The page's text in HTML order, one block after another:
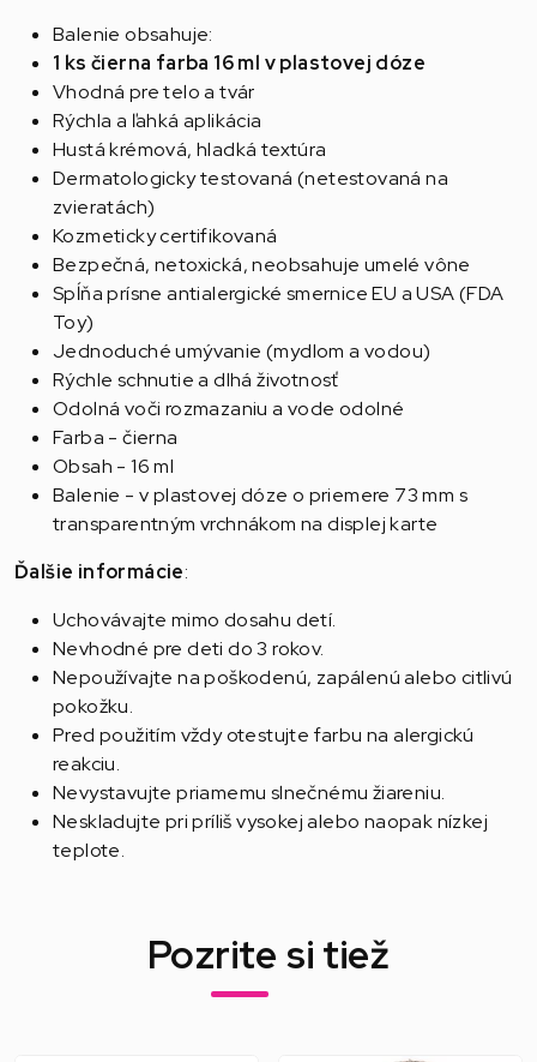
Balenie obsahuje:
1 ks čierna farba 16 ml v plastovej dóze
Vhodná pre telo a tvár
Rýchla a ľahká aplikácia
Hustá krémová, hladká textúra
Dermatologicky testovaná (netestovaná na
zvieratách)
Kozmeticky certifikovaná
Bezpečná, netoxická, neobsahuje umelé vône
Spĺňa prísne antialergické smernice EU a USA (FDA
Toy)
Jednoduché umývanie (mydlom a vodou)
Rýchle schnutie a dlhá životnosť
Odolná voči rozmazaniu a vode odolné
Farba - čierna
Obsah - 16 ml
Balenie - v plastovej dóze o priemere 73 mm s
transparentným vrchnákom na displej karte
Ďalšie informácie:
Uchovávajte mimo dosahu detí.
Nevhodné pre deti do 3 rokov.
Nepoužívajte na poškodenú, zapálenú alebo citlivú
pokožku.
Pred použitím vždy otestujte farbu na alergickú
reakciu.
Nevystavujte priamemu slnečnému žiareniu.
Neskladujte pri príliš vysokej alebo naopak nízkej
teplote.
Pozrite si tiež